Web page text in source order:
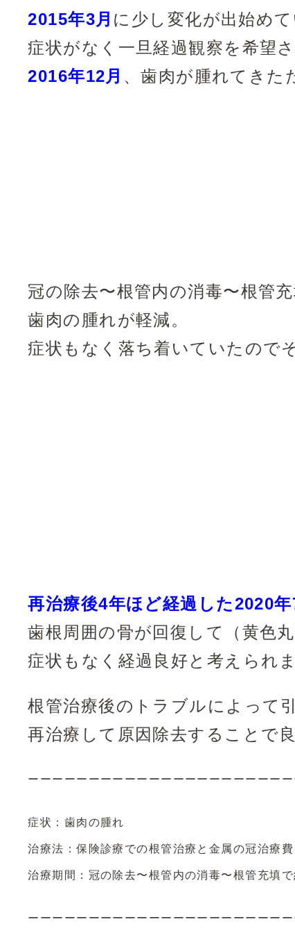
2015年3月 に少し変化が出始め
症状がなく一旦経過観察を希望
2016年12月 、歯肉が腫れてきた
冠の除去〜根管内の消毒〜根管
歯肉の腫れが軽減。
症状もなく落ち着いていたので
再治療後4年ほど経過した2020年
歯根周囲の骨が回復して（黄色丸
症状もなく経過良好と考えられま
根管治療後のトラブルによって
再治療して原因除去することで
ーーーーーーーーーーーーーーーーーーーーー
症状：歯肉の腫れ
治療法：保険診療での根管治療と金属の冠治療
治療期間：冠の除去〜根管内の消毒〜根管充填
ーーーーーーーーーーーーーーーーーーーーー